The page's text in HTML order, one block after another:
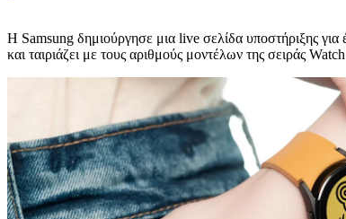
Η Samsung δημιούργησε μια live σελίδα υποστήριξης
και ταιριάζει με τους αριθμούς μοντέλων της σειράς